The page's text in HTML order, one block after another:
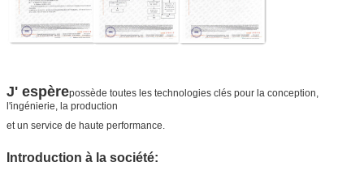
J' espèrepossède toutes les technologies clés pour la conception,
l'ingénierie, la production
et un service de haute performance.
Introduction à la société: